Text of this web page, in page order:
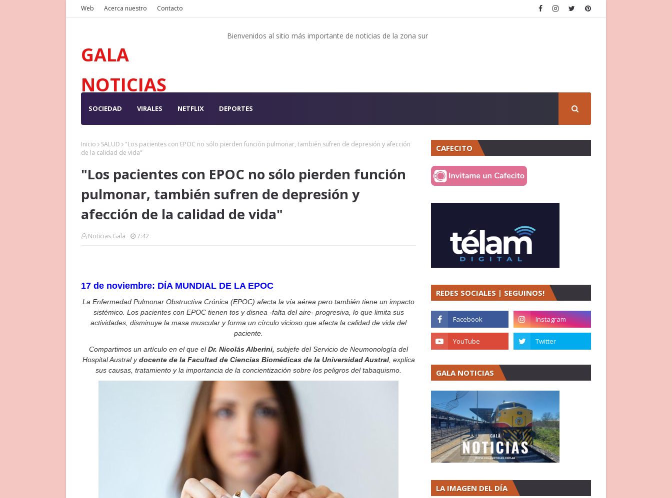
Web Acerca nuestro Contacto
GALA
NOTICIAS
Bienvenidos al sitio más importante de noticias de la zona sur
SOCIEDAD VIRALES NETFLIX DEPORTES
Inicio SALUD
"Los pacientes con EPOC no sólo pierden función pulmonar, también sufren de depresión y afección
de la calidad de vida"
"Los pacientes con EPOC no sólo pierden función
pulmonar, también sufren de depresión y
afección de la calidad de vida"
Noticias Gala 7:42
17 de noviembre: DÍA MUNDIAL DE LA EPOC
La Enfermedad Pulmonar Obstructiva Crónica (EPOC) afecta la vía aérea pero también tiene un impacto
sistémico. Los pacientes con EPOC tienen tos y disnea -falta del aire- progresiva, lo que limita sus
actividades, disminuye la masa muscular y forma un círculo vicioso que afecta la calidad de vida del
paciente.
Compartimos un artículo en el que elDr. Nicolás Alberini, subjefe del Servicio de Neumonología del
Hospital Austral ydocente de la Facultad de Ciencias Biomédicas de la Universidad Austral, explica
sus causas, tratamiento y la importancia de la concientización sobre los peligros del tabaquismo.
CAFECITO
REDES SOCIALES | SEGUINOS!
GALA NOTICIAS
LA IMAGEN DEL DÍA